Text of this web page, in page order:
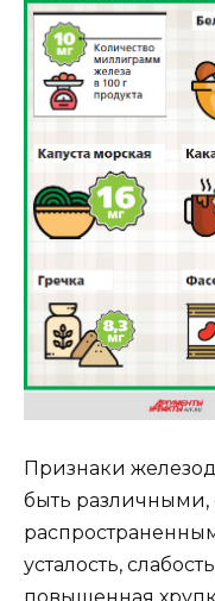
Признаки
быть различными,
усталость,